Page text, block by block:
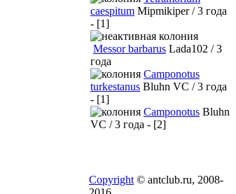
caespitum Mipmikiper / 3 года
- [1]
Messor barbarus Lada102 / 3
года
Camponotus
turkestanus Bluhn VC / 3 года
- [1]
Camponotus Bluhn
VC / 3 года - [2]
Copyright © antclub.ru, 2008-